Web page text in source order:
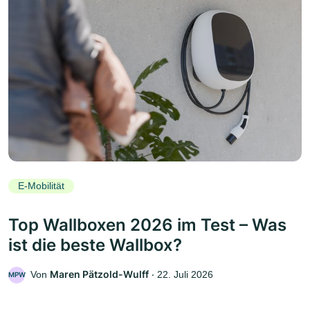
E-Mobilität
Top Wallboxen 2026 im Test – Was
ist die beste Wallbox?
MPW Von Maren Pätzold-Wulff ‧ 22. Juli 2026